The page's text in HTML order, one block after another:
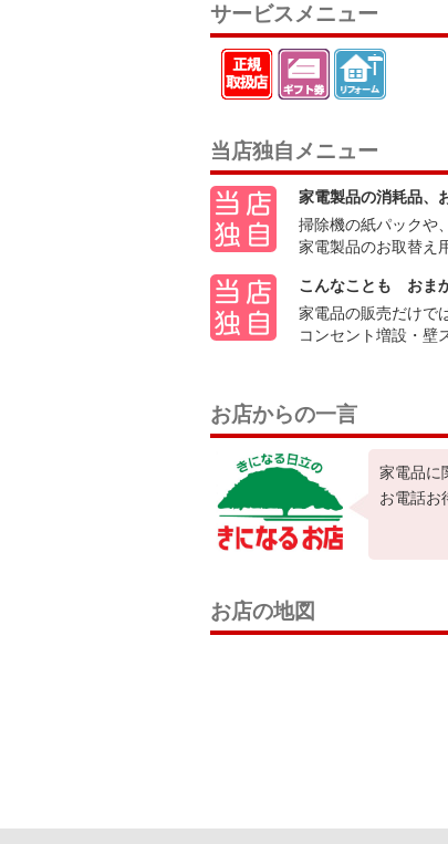
サービスメニュー
当店独自メニュー
家電製品の消耗品、
掃除機の紙パックや
家電製品のお取替え
こんなことも おま
家電品の販売だけで
コンセント増設・壁
お店からの一言
家電品に
お電話お
お店の地図